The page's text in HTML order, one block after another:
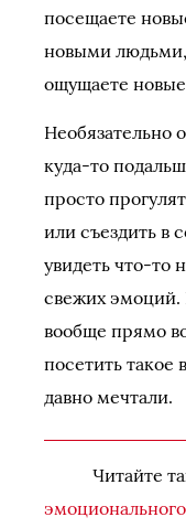
посещаете
новыми людьми,
ощущаете
Необязательно
куда-то
просто
или съездить в
увидеть что-то
свежих эмоций.
вообще прямо
посетить такое
давно мечтали.
Читайте